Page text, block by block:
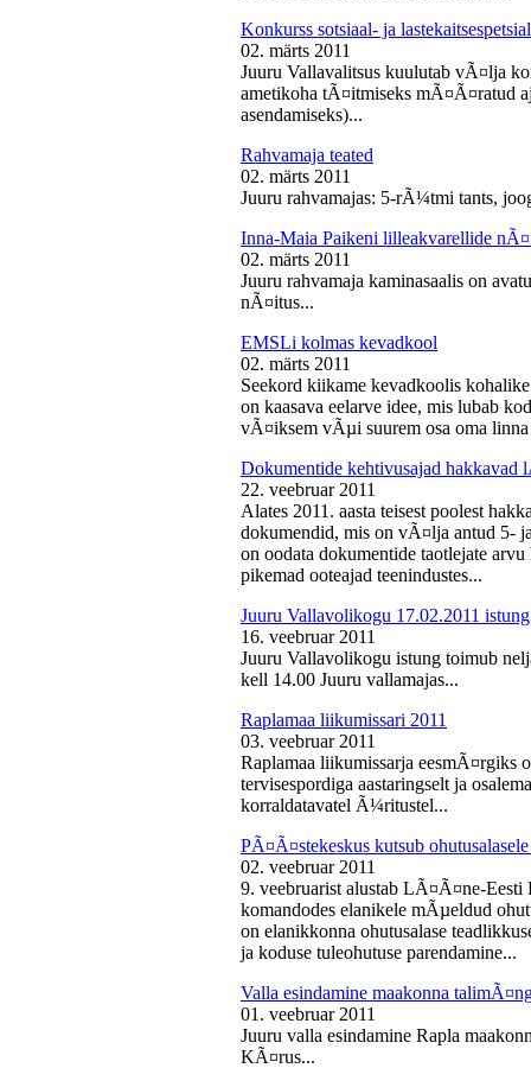
Konkurss sotsiaal- ja
02. märts 2011
Juuru Vallavalitsus kuulutab vÃ¤lja
ametikoha tÃ¤itmiseks mÃ¤Ã¤ratud
asendamiseks)...
Rahvamaja teated
02. märts 2011
Juuru rahvamajas: 5-rÃ¼tmi tants,
Inna-Maia Paikeni lilleakvarellide
02. märts 2011
Juuru rahvamaja kaminasaalis on
nÃ¤itus...
EMSLi kolmas kevadkool
02. märts 2011
Seekord kiikame kevadkoolis
on kaasava eelarve idee, mis lubab
vÃ¤iksem vÃµi suurem osa oma
Dokumentide kehtivusajad hakkavad
22. veebruar 2011
Alates 2011. aasta teisest poolest
dokumendid, mis on vÃ¤lja antud 5-
on oodata dokumentide taotlejate
pikemad ooteajad teenindustes...
Juuru Vallavolikogu 17.02.2011 istung
16. veebruar 2011
Juuru Vallavolikogu istung toimub
kell 14.00 Juuru vallamajas...
Raplamaa liikumissari 2011
03. veebruar 2011
Raplamaa liikumissarja eesmÃ¤rgiks
tervisespordiga aastaringselt ja
korraldatavatel Ã¼ritustel...
PÃ¤Ã¤stekeskus kutsub
02. veebruar 2011
9. veebruarist alustab LÃ¤Ã¤ne-
komandodes elanikele mÃµeldud
on elanikkonna ohutusalase
ja koduse tuleohutuse parendamine...
Valla esindamine maakonna
01. veebruar 2011
Juuru valla esindamine Rapla
KÃ¤rus...